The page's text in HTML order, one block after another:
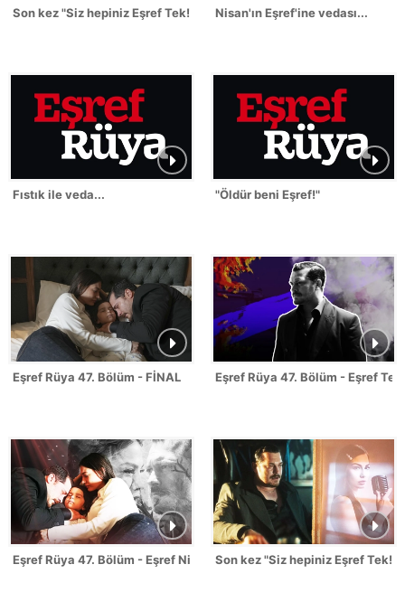
Son kez "Siz hepiniz Eşref Tek!" Nisan'ın Eşref'ine vedası...
Fıstık ile veda... "Öldür beni Eşref!"
Eşref Rüya 47. Bölüm - FİNAL Eşref Rüya 47. Bölüm - Eşref
Eşref Rüya 47. Bölüm - Eşref Nisan SahneleriSon kez "Siz hepiniz Eşref Tek!"